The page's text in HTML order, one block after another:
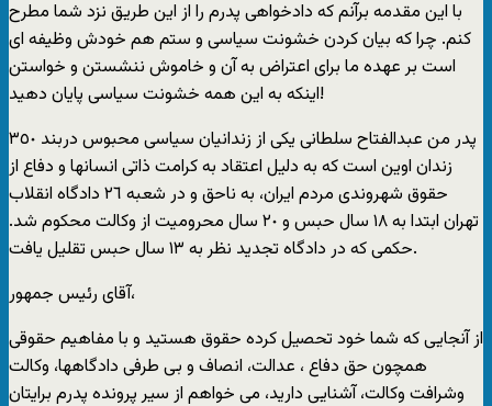
با اين مقدمه برآنم که دادخواهی پدرم را از اين طريق نزد شما مطرح
کنم. چرا که بيان کردن خشونت سياسی و ستم هم خودش وظيفه ای
است بر عهده ما برای اعتراض به آن و خاموش ننشستن و خواستن
اينکه به اين همه خشونت سياسی پايان دهيد!
پدر من عبدالفتاح سلطانی يکی از زندانيان سياسی محبوس دربند ٣٥٠
زندان اوين است که به دليل اعتقاد به کرامت ذاتی انسانها و دفاع از
حقوق شهروندی مردم ايران، به ناحق و در شعبه ٢٦ دادگاه انقلاب
تهران ابتدا به ١٨ سال حبس و ٢٠ سال محروميت از وکالت محکوم شد.
حکمی که در دادگاه تجديد نظر به ١٣ سال حبس تقليل يافت.
آقای رئيس جمهور،
از آنجايی که شما خود تحصيل کرده حقوق هستيد و با مفاهيم حقوقی
همچون حق دفاع ، عدالت، انصاف و بی طرفی دادگاهها، وکالت
وشرافت وکالت، آشنايی داريد، می خواهم از سير پرونده پدرم برايتان